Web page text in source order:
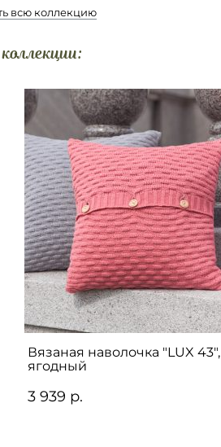
всю коллекцию
Вязаная наволочка "LUX 43",
ягодный
3 939 р.